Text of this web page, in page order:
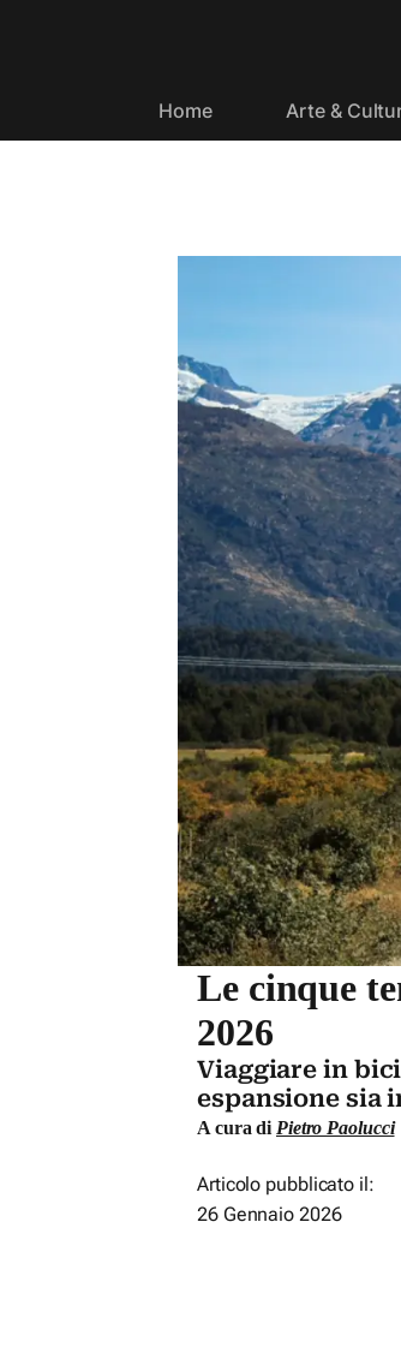
Home Arte &
Le cinque
2026
Viaggiare in
espansione sia
A cura di Pietro Paolucci
Articolo pubblicato il:
26 Gennaio 2026